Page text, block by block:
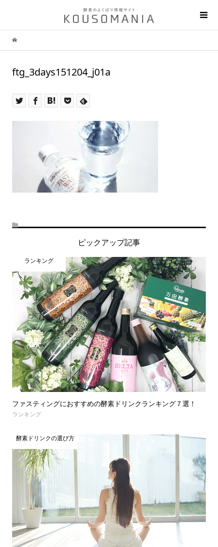
ftg_3days151204_j01a
ピックアップ記事
ランキング
ファスティングにおすすめの酵素ドリンクランキング７選！
ランキング
酵素ドリンクの選び方